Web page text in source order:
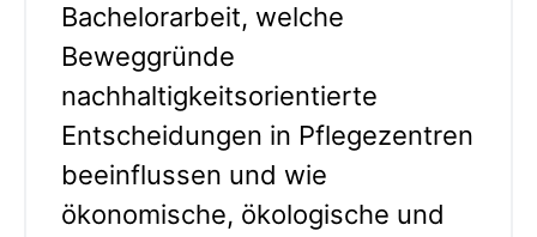
Bachelorarbeit, welche
Beweggründe
nachhaltigkeitsorientierte
Entscheidungen in Pflegezentren
beeinflussen und wie
ökonomische, ökologische und